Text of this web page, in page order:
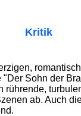
Kritik
"Der Sohn der
rührende,
ab. Auch